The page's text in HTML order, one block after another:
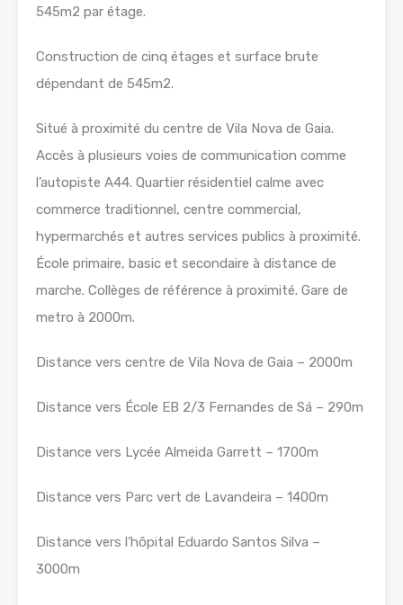
545m2 par étage.
Construction de cinq étages et surface brute
dépendant de 545m2.
Situé à proximité du centre de Vila Nova de Gaia.
Accès à plusieurs voies de communication comme
l’autopiste A44. Quartier résidentiel calme avec
commerce traditionnel, centre commercial,
hypermarchés et autres services publics à proximité.
École primaire, basic et secondaire à distance de
marche. Collèges de référence à proximité. Gare de
metro à 2000m.
Distance vers centre de Vila Nova de Gaia – 2000m
Distance vers École EB 2/3 Fernandes de Sá – 290m
Distance vers Lycée Almeida Garrett – 1700m
Distance vers Parc vert de Lavandeira – 1400m
Distance vers l’hôpital Eduardo Santos Silva –
3000m